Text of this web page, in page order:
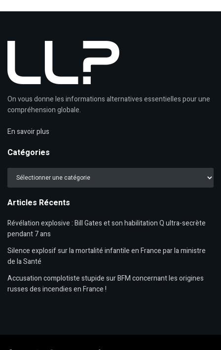
On vous donne les informations alternatives essentielles pour une
compréhension globale.
En savoir plus
Catégories
Catégories
Articles Récents
Révélation explosive : Bill Gates et son habilitation Q ultra-secrète
pendant 7 ans
Silence explosif sur la mortalité infantile en France par la ministre
de la Santé
Accusation complotiste stupide sur BFM concernant les origines
russes des incendies en France !